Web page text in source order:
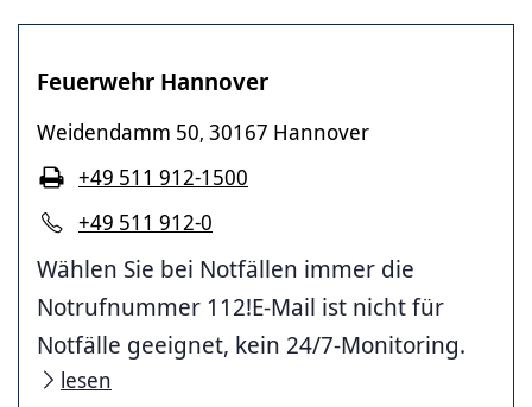
Feuerwehr Hannover
Weidendamm 50, 30167 Hannover
+49 511 912-0
+49 511 912-1500
Wählen Sie bei Notfällen immer die
Notrufnummer 112!E-Mail ist nicht für
Notfälle geeignet, kein 24/7-Monitoring.
lesen